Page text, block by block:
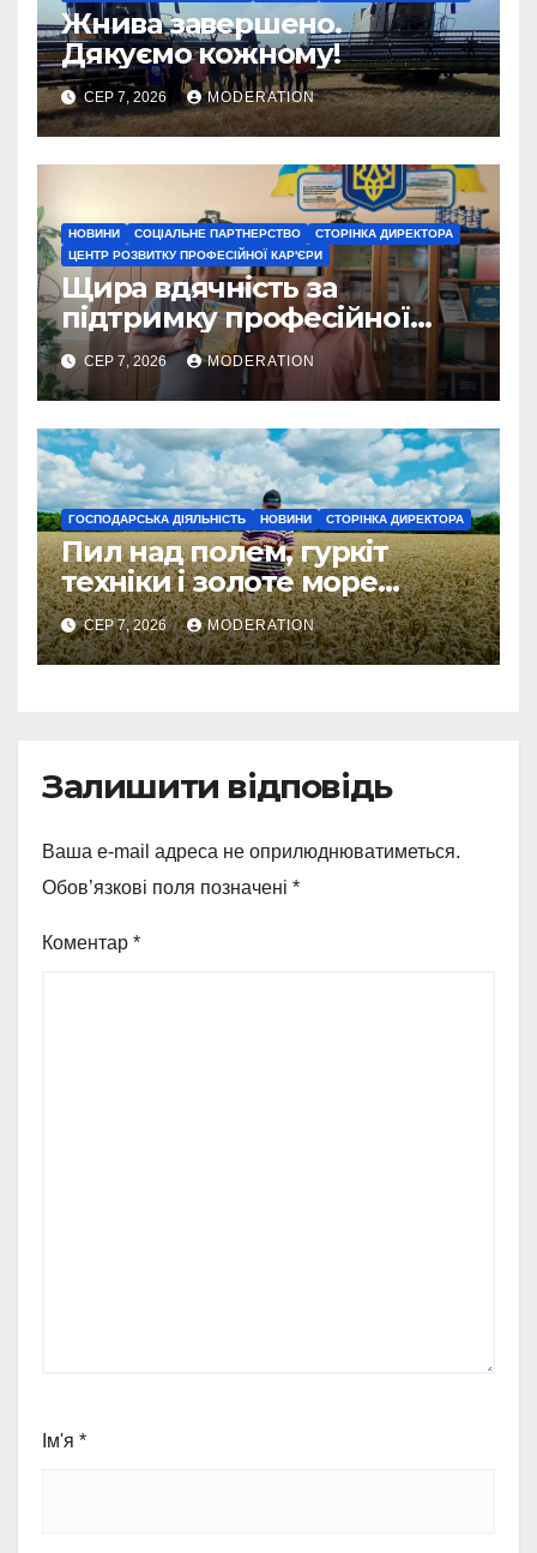
Жнива завершено.
Дякуємо кожному!
СЕР 7, 2026 MODERATION
НОВИНИ СОЦІАЛЬНЕ ПАРТНЕРСТВО
СТОРІНКА ДИРЕКТОРА
ЦЕНТР РОЗВИТКУ ПРОФЕСІЙНОЇ КАР'ЄРИ
Щира вдячність за
підтримку професійної
освіти
СЕР 7, 2026 MODERATION
ГОСПОДАРСЬКА ДІЯЛЬНІСТЬ НОВИНИ СТОРІНКА ДИРЕКТОРА
Пил над полем, гуркіт
техніки і золоте море
колосся — так виглядає
справжнє українське літо
СЕР 7, 2026 MODERATION
Залишити відповідь
Ваша e-mail адреса не оприлюднюватиметься.
Обов’язкові поля позначені *
Коментар *
Ім'я *